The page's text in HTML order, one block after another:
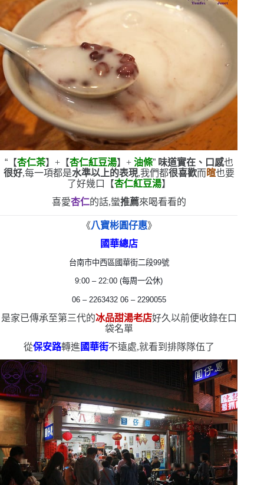
“【杏仁茶】 +【杏仁紅豆湯】 + 油條” 味道實在、口感也
很好,每一項都是水準以上的表現,我們都很喜歡而 暄也要
了好幾口
【杏仁紅豆湯】
喜愛杏仁的話,蠻推薦來喝看看的
《八寶彬圓仔惠》
國華總店
台南市中西區國華街二段99號
9:00 – 22:00 (每周一公休)
06 – 2263432 06 – 2290055
是家已傳承至第三代的冰品甜湯老店好久以前便收錄在口
袋名單
從保安路轉進國華街不遠處,就看到排隊隊伍了